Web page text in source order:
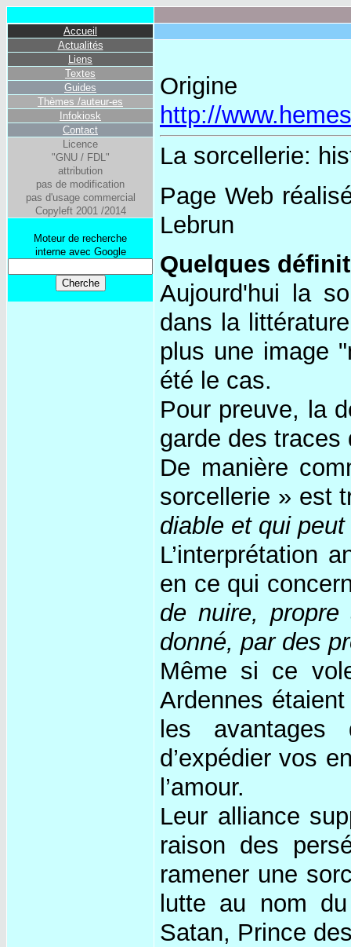
Accueil
Actualités
Liens
Textes
Guides
Thèmes /auteur-es
Infokiosk
Contact
Licence
"GNU / FDL"
attribution
pas de modification
pas d'usage commercial
Copyleft 2001 /2014
Moteur de recherche
interne avec Google
http://
La sorcellerie:
Page Web
Lebrun
Quelques
Aujourd'hui la
dans la
plus une image
été le cas.
Pour preuve, la
garde des traces
De manière
sorcellerie » est
diable et qui
L’interprétation
en ce qui
de nuire, propre
donné, par des
Même si ce
Ardennes
les avantages
d’expédier vos
l’amour.
Leur alliance
raison des
ramener une
lutte au nom
Satan, Prince